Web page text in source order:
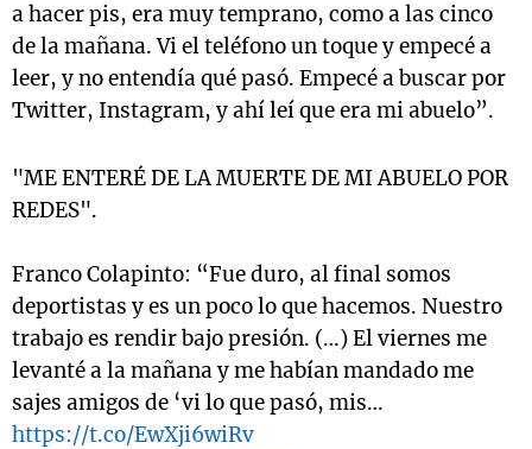
a hacer pis, era muy temprano, como a las cinco
de la mañana. Vi el teléfono un toque y empecé a
leer, y no entendía qué pasó. Empecé a buscar por
Twitter, Instagram, y ahí leí que era mi abuelo”.
"ME ENTERÉ DE LA MUERTE DE MI ABUELO POR
REDES".
Franco Colapinto: “Fue duro, al final somos
deportistas y es un poco lo que hacemos. Nuestro
trabajo es rendir bajo presión. (…) El viernes me
levanté a la mañana y me habían mandado me
sajes amigos de ‘vi lo que pasó, mis…
https://t.co/EwXji6wiRv